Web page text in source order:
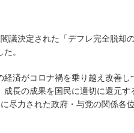
議決定された「デフレ完全脱却
。
済がコロナ禍を乗り越え改善し
長の成果を国民に適切に還元す
尽力された政府・与党の関係各位